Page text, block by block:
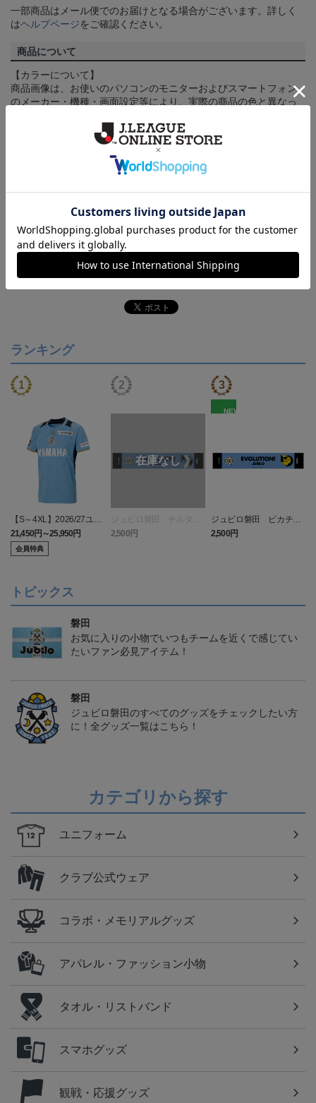
一部商品はメール便でのお届けとなる場合がございます。詳しく
はヘルプページをご確認ください。
商品について
【カラーについて】
商品画像は、お使いのパソコンのモニターおよびスマートフォン
のメーカー・機種・画面設定等により、実際の商品の色と異なっ
取り扱い商品によっては、パッケージやデザインなどの仕様が予
告なく変更になることがございます。
その他
決済について
ギフト対応について
ヘルプページ
ランキング
【S～4XL】2026/27ユニ
フォーム オーセンティッ
クモデル:FP1st
21,450円～25,950円
会員特典
ジュビロ磐田 チルタリ
ス タオルマフラー
2,500円
NEW
ジュビロ磐田 ピカチュ
ウ タオルマフラー
2,500円
トピックス
磐田
お気に入りの小物でいつもチームを近くで感じてい
たいファン必見アイテム！
磐田
ジュビロ磐田のすべてのグッズをチェックしたい方
に！全グッズ一覧はこちら！
カテゴリから探す
ユニフォーム
クラブ公式ウェア
コラボ・メモリアルグッズ
アパレル・ファッション小物
タオル・リストバンド
スマホグッズ
観戦・応援グッズ